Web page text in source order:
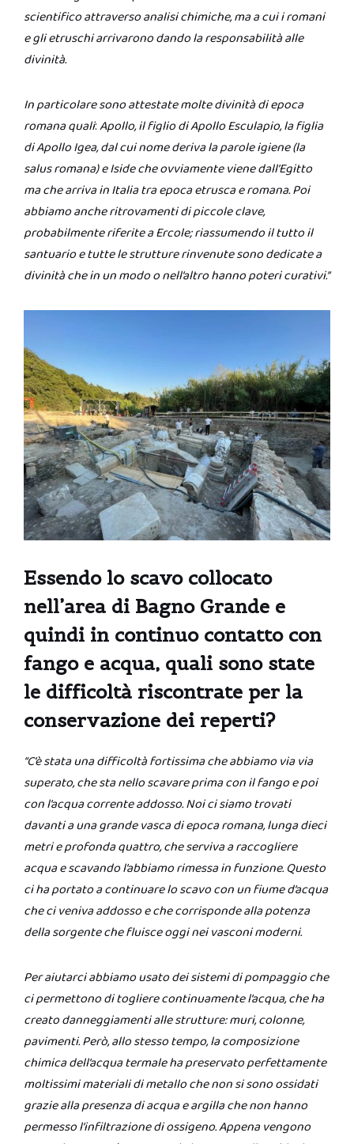
scientifico attraverso analisi chimiche, ma a cui i romani
e gli etruschi arrivarono dando la responsabilità alle
divinità.
In particolare sono attestate molte divinità di epoca
romana quali:Apollo, il figlio di Apollo Esculapio, la figlia
di Apollo Igea, dal cui nome deriva la parole igiene (la
salus romana) e Iside che ovviamente viene dall’Egitto
ma che arriva in Italia tra epoca etrusca e romana. Poi
abbiamo anche ritrovamenti di piccole clave,
probabilmente riferite a Ercole; riassumendo il tutto il
santuario e tutte le strutture rinvenute sono dedicate a
divinità che in un modo o nell’altro hanno poteri curativi.”
Essendo lo scavo collocato
nell’area di Bagno Grande e
quindi in continuo contatto con
fango e acqua, quali sono state
le difficoltà riscontrate per la
conservazione dei reperti?
“C’è stata una difficoltà fortissima che abbiamo via via
superato, che sta nello scavare prima con il fango e poi
con l’acqua corrente addosso. Noi ci siamo trovati
davanti a una grande vasca di epoca romana, lunga dieci
metri e profonda quattro, che serviva a raccogliere
acqua e scavando l’abbiamo rimessa in funzione. Questo
ci ha portato a continuare lo scavo con un fiume d’acqua
che ci veniva addosso e che corrisponde alla potenza
della sorgente che fluisce oggi nei vasconi moderni.
Per aiutarci abbiamo usato dei sistemi di pompaggio che
ci permettono di togliere continuamente l’acqua, che ha
creato danneggiamenti alle strutture: muri, colonne,
pavimenti. Però, allo stesso tempo, la composizione
chimica dell’acqua termale ha preservato perfettamente
moltissimi materiali di metallo che non si sono ossidati
grazie alla presenza di acqua e argilla che non hanno
permesso l’infiltrazione di ossigeno. Appena vengono